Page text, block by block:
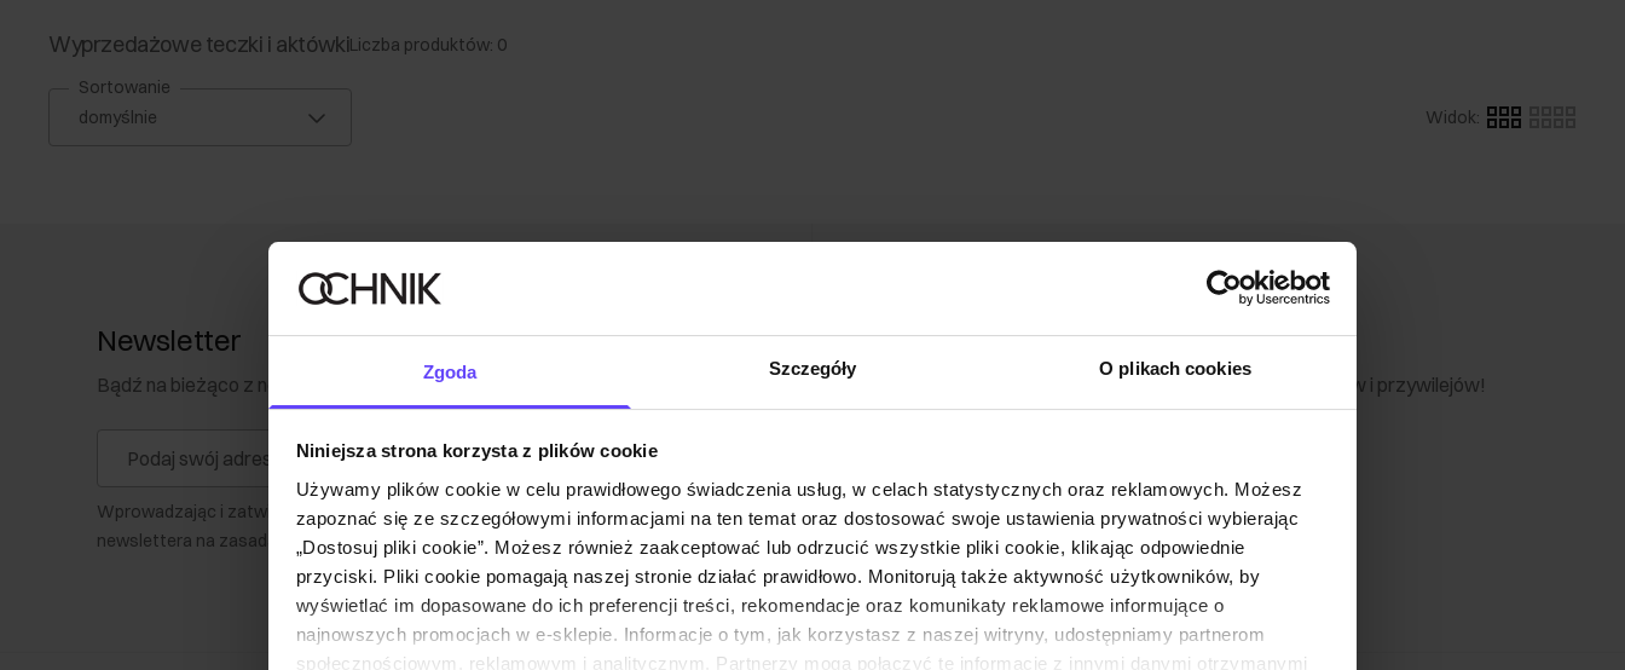
Zgoda Szczegóły O plikach cookies
Niniejsza strona korzysta z plików cookie
Używamy plików cookie w celu prawidłowego świadczenia usług, w celach statystycznych oraz reklamowych. Możesz
zapoznać się ze szczegółowymi informacjami na ten temat oraz dostosować swoje ustawienia prywatności wybierając
„Dostosuj pliki cookie”. Możesz również zaakceptować lub odrzucić wszystkie pliki cookie, klikając odpowiednie
przyciski. Pliki cookie pomagają naszej stronie działać prawidłowo. Monitorują także aktywność użytkowników, by
wyświetlać im dopasowane do ich preferencji treści, rekomendacje oraz komunikaty reklamowe informujące o
najnowszych promocjach w e-sklepie. Informacje o tym, jak korzystasz z naszej witryny, udostępniamy partnerom
społecznościowym, reklamowym i analitycznym. Partnerzy mogą połączyć te informacje z innymi danymi otrzymanymi
Wyprzedażowe teczki i aktówkiLiczba produktów: 0
Sortowanie
Widok:
Newsletter
Bądź na bieżąco z nowościami i promocjami!
Zapisz się
Wprowadzając i zatwierdzając swoje dane wyrażasz zgodę na otrzymywanie
newslettera na zasadach określonych w Regulaminie
Klub Klienta Ochnik
Dołącz do Klubu Klienta i skorzystaj z wyjątkowych rabatów i przywilejów!